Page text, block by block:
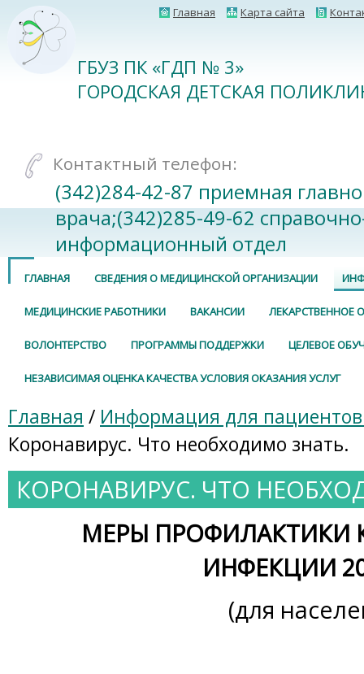
Главная Карта сайта
ГБУЗ ПК «ГДП № 3»
ГОРОДСКАЯ ДЕТСКАЯ
Контактный телефон:
(342)284-42-87 приемная
врача;(342)285-49-62
информационный отдел
ГЛАВНАЯ СВЕДЕНИЯ О МЕДИЦИНСКОЙ ОРГАНИЗАЦИИ
МЕДИЦИНСКИЕ РАБОТНИКИ ВАКАНСИИ ЛЕКАРСТВЕННОЕ
ВОЛОНТЕРСТВО ПРОГРАММЫ ПОДДЕРЖКИ ЦЕЛЕВОЕ
НЕЗАВИСИМАЯ ОЦЕНКА КАЧЕСТВА УСЛОВИЯ ОКАЗАНИЯ УСЛУГ
Главная / Информация для
Коронавирус. Что необходимо знать.
КОРОНАВИРУС. ЧТО
МЕРЫ ПРОФИЛАКТИКИ
ИНФЕКЦИИ
(для